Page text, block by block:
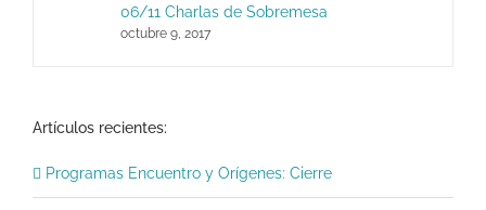
06/11 Charlas de Sobremesa
octubre 9, 2017
Artículos recientes:
Programas Encuentro y Orígenes: Cierre